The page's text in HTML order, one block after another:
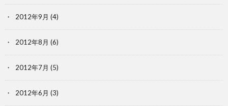
2012年9月 (4)
2012年8月 (6)
2012年7月 (5)
2012年6月 (3)